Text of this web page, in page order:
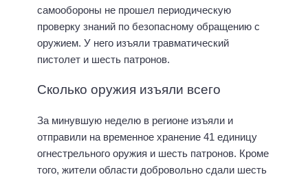
самообороны не прошел периодическую
проверку знаний по безопасному обращению с
оружием. У него изъяли травматический
пистолет и шесть патронов.
Сколько оружия изъяли всего
За минувшую неделю в регионе изъяли и
отправили на временное хранение 41 единицу
огнестрельного оружия и шесть патронов. Кроме
того, жители области добровольно сдали шесть